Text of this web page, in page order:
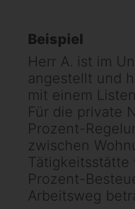
Beispiel
Herr A. ist im
angestellt und
mit einem
Für die private
Prozent-
zwischen
Prozent-
Arbeitsweg